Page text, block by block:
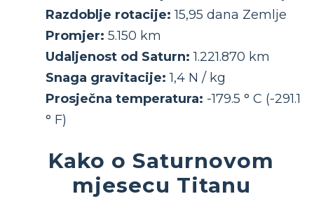
Razdoblje rotacije: 15,95 dana Zemlje
Promjer: 5.150 km
Udaljenost od Saturn: 1.221.870 km
Snaga gravitacije: 1,4 N / kg
Prosječna temperatura: -179.5 ° C (-291.1
° F)
Kako o Saturnovom
mjesecu Titanu